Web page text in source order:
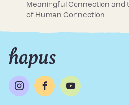
Meaningful Connection and
of Human Connection